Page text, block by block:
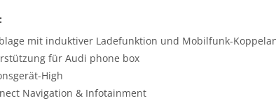
mit induktiver Ladefunktion und Mobilfunk-
für Audi phone box
High
Navigation & Infotainment